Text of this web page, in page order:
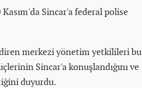
Sincar'a federal polise
merkezi yönetim yetkilileri bu
Sincar'a konuşlandığını ve
duyurdu.